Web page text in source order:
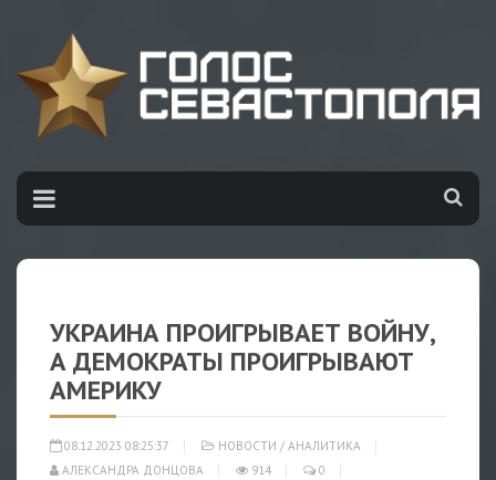
УКРАИНА ПРОИГРЫВАЕТ ВОЙНУ,
А ДЕМОКРАТЫ ПРОИГРЫВАЮТ
АМЕРИКУ
08.12.2023 08:25:37 НОВОСТИ / АНАЛИТИКА
АЛЕКСАНДРА ДОНЦОВА
914 0